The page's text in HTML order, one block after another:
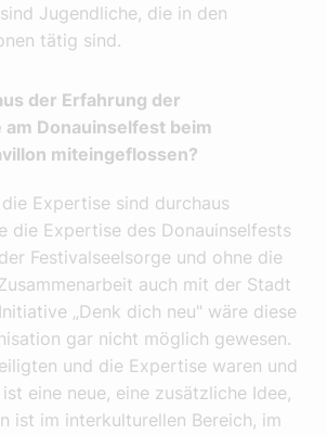
Jugendliche, die in den
tätig sind.
der Erfahrung der
am Donauinselfest beim
miteingeflossen?
Expertise sind durchaus
die Expertise des Donauinselfests
Festivalseelsorge und ohne die
auch mit der Stadt
„Denk dich neu" wäre diese
gar nicht möglich gewesen.
und die Expertise waren und
eine neue, eine zusätzliche Idee,
ist im interkulturellen Bereich, im